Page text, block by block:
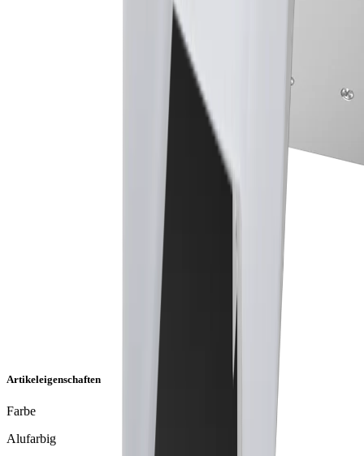
Artikeleigenschaften
Farbe
Alufarbig